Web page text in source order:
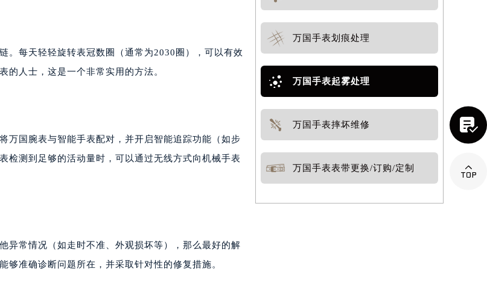
。每天轻轻旋转表冠数圈（通常为2030圈），可以有效
的人士，这是一个非常实用的方法。
万国腕表与智能手表配对，并开启智能追踪功能（如步
检测到足够的活动量时，可以通过无线方式向机械手表
异常情况（如走时不准、外观损坏等），那么最好的解
准确诊断问题所在，并采取针对性的修复措施。
万国手表划痕处理
万国手表起雾处理
万国手表摔坏维修
万国手表表带更换/订购/定制

